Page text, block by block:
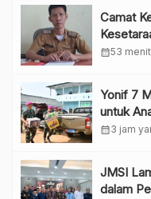
Camat
calendar_month53
Yonif 7
untuk
calendar_month3 jam
JMSI
dalam